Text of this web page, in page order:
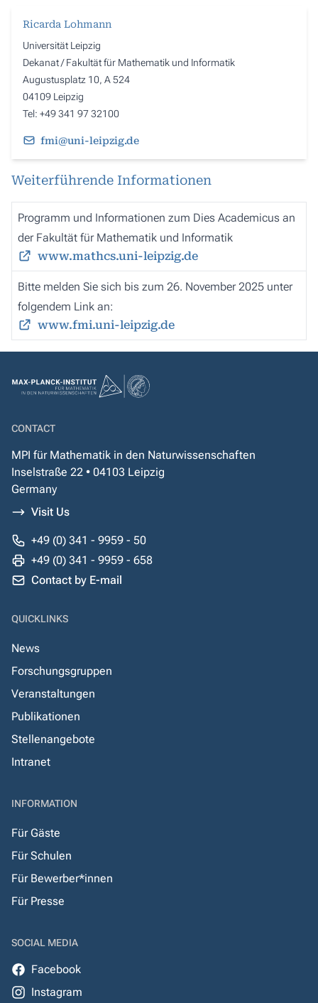
Ricarda Lohmann
Universität Leipzig
Dekanat / Fakultät für Mathematik und Informatik
Augustusplatz 10, A 524
04109 Leipzig
Tel: +49 341 97 32100
fmi@uni-leipzig.de
Weiterführende Informationen
Programm und Informationen zum Dies Academicus an
der Fakultät für Mathematik und Informatik
www.mathcs.uni-leipzig.de
Bitte melden Sie sich bis zum 26. November 2025 unter
folgendem Link an:
www.fmi.uni-leipzig.de
CONTACT
MPI für Mathematik in den Naturwissenschaften
Inselstraße 22 • 04103 Leipzig
Germany
Visit Us
+49 (0) 341 - 9959 - 50
+49 (0) 341 - 9959 - 658
Contact by E-mail
QUICKLINKS
News
Forschungsgruppen
Veranstaltungen
Publikationen
Stellenangebote
Intranet
INFORMATION
Für Gäste
Für Schulen
Für Bewerber*innen
Für Presse
SOCIAL MEDIA
Facebook
Instagram